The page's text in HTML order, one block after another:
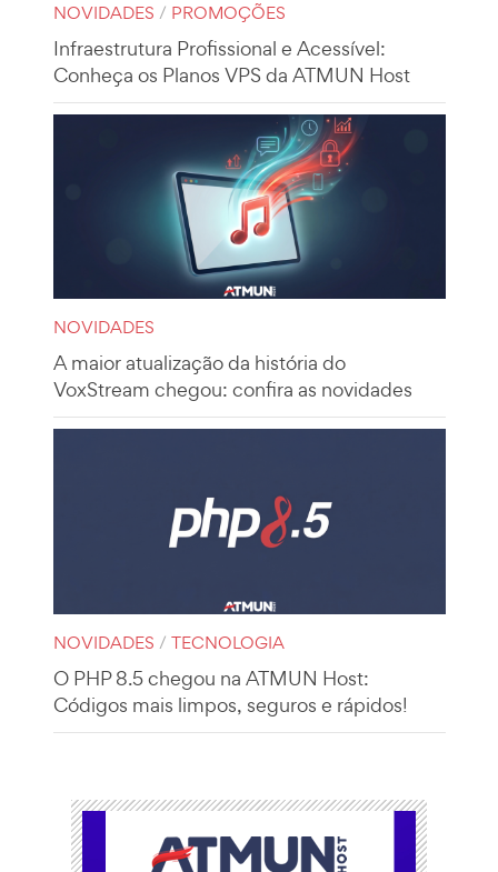
NOVIDADES / PROMOÇÕES
Infraestrutura Profissional e Acessível:
Conheça os Planos VPS da ATMUN Host
NOVIDADES
A maior atualização da história do
VoxStream chegou: confira as novidades
NOVIDADES / TECNOLOGIA
O PHP 8.5 chegou na ATMUN Host:
Códigos mais limpos, seguros e rápidos!